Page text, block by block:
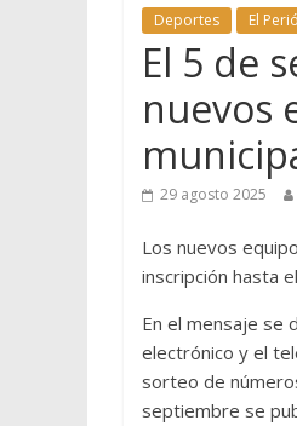
Deportes El
El 5 de
nuevos
29 agosto 2025
Los nuevos
inscripción hasta
En el mensaje se
electrónico y el
sorteo de
septiembre se